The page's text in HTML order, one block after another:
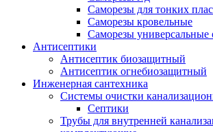
Саморезы для тонких
Саморезы кровельные
Саморезы
Антисептики
Антисептик биозащитный
Антисептик огнебиозащитный
Инженерная сантехника
Системы очистки
Септики
Трубы для внутренней